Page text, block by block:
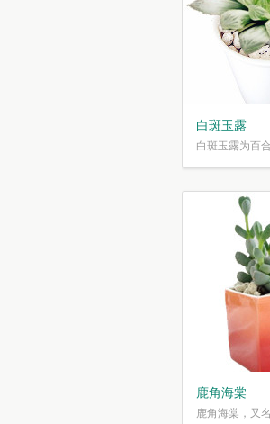
白斑玉露
白斑玉露为百
鹿角海棠
鹿角海棠，又